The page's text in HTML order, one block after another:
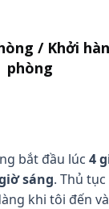
/ Khởi
phòng
bắt đầu lúc 4
sáng. Thủ
khi tôi đến